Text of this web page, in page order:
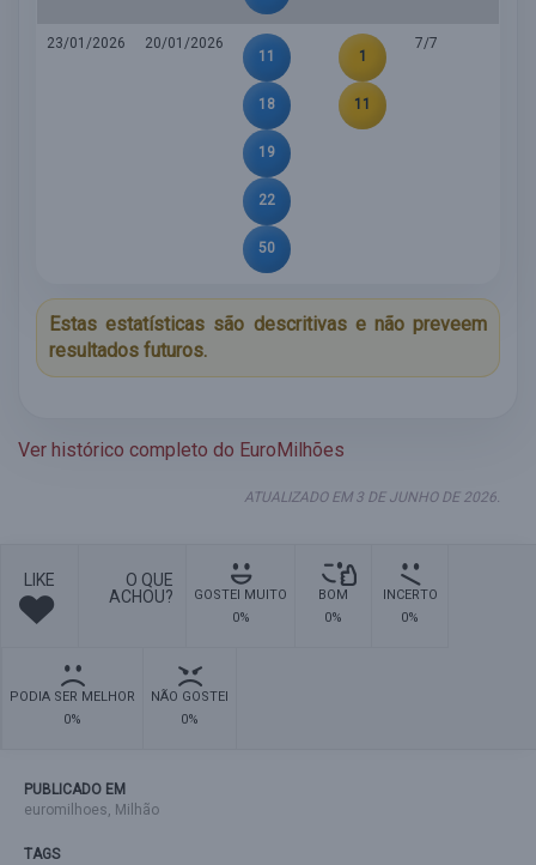
23/01/2026
20/01/2026
11
18
19
22
50
1
11
7/7
Estas estatísticas são descritivas e não preveem
resultados futuros.
Ver histórico completo do EuroMilhões
ATUALIZADO EM 3 DE JUNHO DE 2026.
LIKE
O QUE
ACHOU?
GOSTEI MUITO
0%
BOM
0%
INCERTO
0%
PODIA SER MELHOR
0%
NÃO GOSTEI
0%
PUBLICADO EM
euromilhoes, Milhão
TAGS